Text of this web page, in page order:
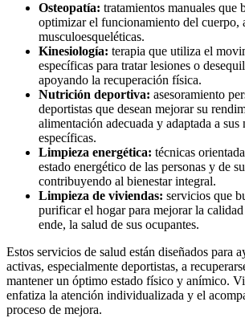
Osteopatía: tratamientos manuales que
optimizar el funcionamiento del cuerpo,
musculoesqueléticas.
Kinesiología: terapia que utiliza el
específicas para tratar lesiones o
apoyando la recuperación física.
Nutrición deportiva: asesoramiento
deportistas que desean mejorar su
alimentación adecuada y adaptada a sus
específicas.
Limpieza energética: técnicas
estado energético de las personas y de
contribuyendo al bienestar integral.
Limpieza de viviendas: servicios que
purificar el hogar para mejorar la
ende, la salud de sus ocupantes.
Estos servicios de salud están diseñados para
activas, especialmente deportistas, a
mantener un óptimo estado físico y anímico.
enfatiza la atención individualizada y el
proceso de mejora.